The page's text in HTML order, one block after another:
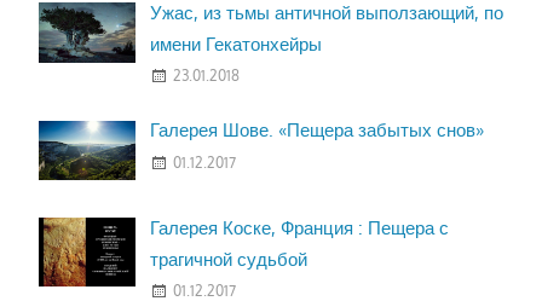
Ужас, из тьмы античной выползающий, по
имени Гекатонхейры
23.01.2018
Галерея Шове. «Пещера забытых снов»
01.12.2017
Галерея Коске, Франция : Пещера с
трагичной судьбой
01.12.2017